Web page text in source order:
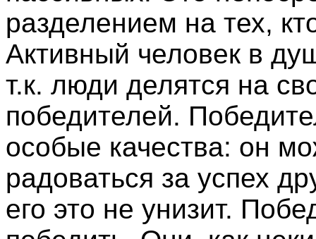
разделением на тех,
Активный человек в
т.к. люди делятся на
победителей.
особые качества: он
радоваться за успех
его это не унизит.